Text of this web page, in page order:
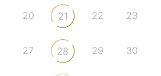
20 21 22 23
27 28 29 30